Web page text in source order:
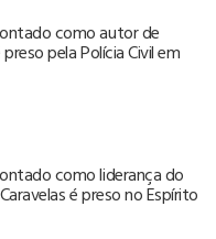
como autor de
pela Polícia Civil em
como liderança do
é preso no Espírito